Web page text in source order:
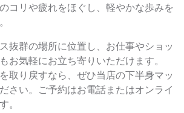
コリや疲れをほぐし、軽やかな歩みを
抜群の場所に位置し、お仕事やショッ
お気軽にお立ち寄りいただけます。
取り戻すなら、ぜひ当店の下半身マッ
さい。ご予約はお電話またはオンライ
。